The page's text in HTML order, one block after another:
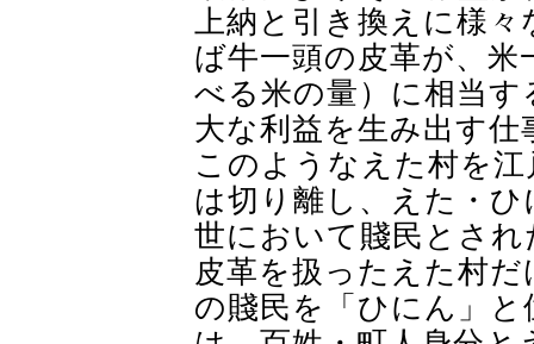
上納と引き換えに様
ば牛一頭の皮革が、米
べる米の量）に相当
大な利益を生み出す
このようなえた村を
は切り離し、えた・
世において賤民とさ
皮革を扱ったえた村
の賤民を「ひにん」